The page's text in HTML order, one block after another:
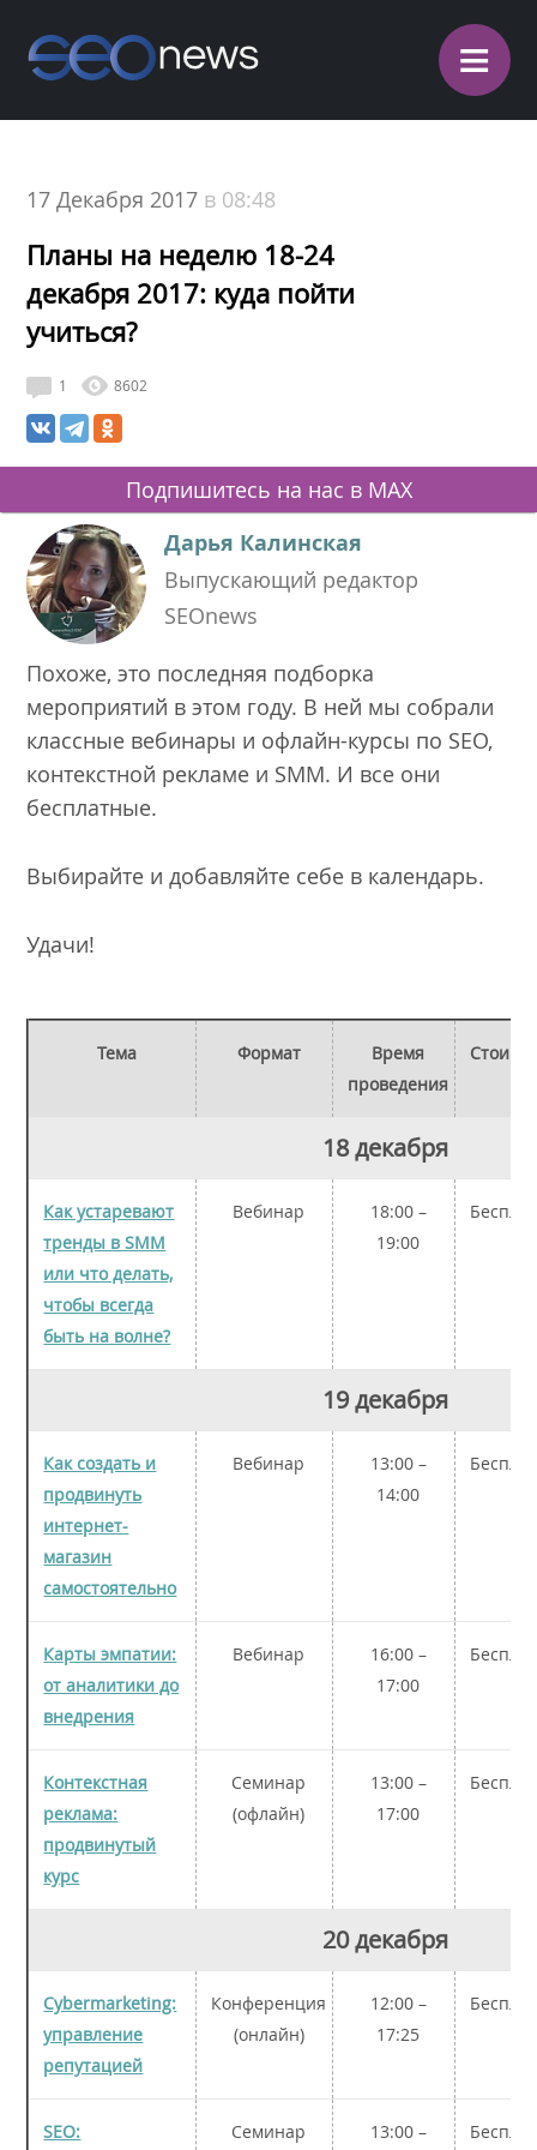
≡
17 Декабря 2017 в 08:48
Планы на неделю 18-24
декабря 2017: куда пойти
учиться?
1 8602
Подпишитесь на нас в MAX
Дарья Калинская
Выпускающий редактор
SEOnews
Похоже, это последняя подборка
мероприятий в этом году. В ней мы собрали
классные вебинары и офлайн-курсы по SEO,
контекстной рекламе и SMM. И все они
бесплатные.
Выбирайте и добавляйте себе в календарь.
Удачи!
Тема Формат
Время
проведения
18 декабря
Как устаревают
тренды в SMM
или что делать,
чтобы всегда
быть на волне?
Вебинар
18:00 –
19:00
19 декабря
Как создать и
продвинуть
интернет-
магазин
самостоятельно
Вебинар
13:00 –
14:00
Карты эмпатии:
от аналитики до
внедрения
Вебинар
16:00 –
17:00
Контекстная
реклама:
продвинутый
курс
Семинар
(офлайн)
13:00 –
17:00
20 декабря
Cybermarketing:
управление
репутацией
Конференция
(онлайн)
12:00 –
17:25
SEO: Семинар 13:00 –